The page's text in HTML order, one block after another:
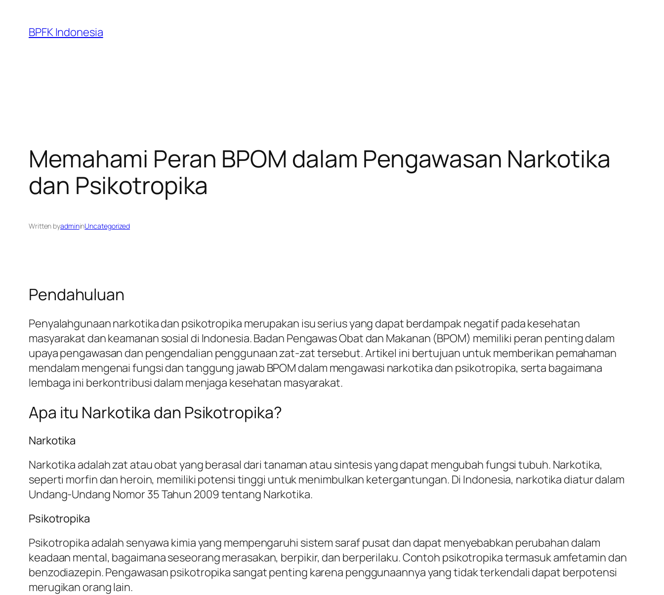
content
BPFK Indonesia
Memahami Peran BPOM dalam Pengawasan Narkotika
dan Psikotropika
Written byadmininUncategorized
Pendahuluan
Penyalahgunaan narkotika dan psikotropika merupakan isu serius yang dapat berdampak negatif pada kesehatan
masyarakat dan keamanan sosial di Indonesia. Badan Pengawas Obat dan Makanan (BPOM) memiliki peran penting dalam
upaya pengawasan dan pengendalian penggunaan zat-zat tersebut. Artikel ini bertujuan untuk memberikan pemahaman
mendalam mengenai fungsi dan tanggung jawab BPOM dalam mengawasi narkotika dan psikotropika, serta bagaimana
lembaga ini berkontribusi dalam menjaga kesehatan masyarakat.
Apa itu Narkotika dan Psikotropika?
Narkotika
Narkotika adalah zat atau obat yang berasal dari tanaman atau sintesis yang dapat mengubah fungsi tubuh. Narkotika,
seperti morfin dan heroin, memiliki potensi tinggi untuk menimbulkan ketergantungan. Di Indonesia, narkotika diatur dalam
Undang-Undang Nomor 35 Tahun 2009 tentang Narkotika.
Psikotropika
Psikotropika adalah senyawa kimia yang mempengaruhi sistem saraf pusat dan dapat menyebabkan perubahan dalam
keadaan mental, bagaimana seseorang merasakan, berpikir, dan berperilaku. Contoh psikotropika termasuk amfetamin dan
benzodiazepin. Pengawasan psikotropika sangat penting karena penggunaannya yang tidak terkendali dapat berpotensi
merugikan orang lain.